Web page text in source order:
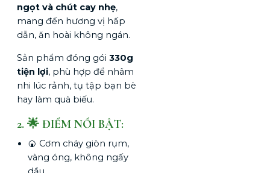
ngọt và chút cay nhẹ,
mang đến hương vị hấp
dẫn, ăn hoài không ngán.
Sản phẩm đóng gói 330g
tiện lợi, phù hợp để nhâm
nhi lúc rảnh, tụ tập bạn bè
hay làm quà biếu.
2. 🌟 ĐIỂM NỔI BẬT:
🍘 Cơm cháy giòn rụm,
vàng óng, không ngấy